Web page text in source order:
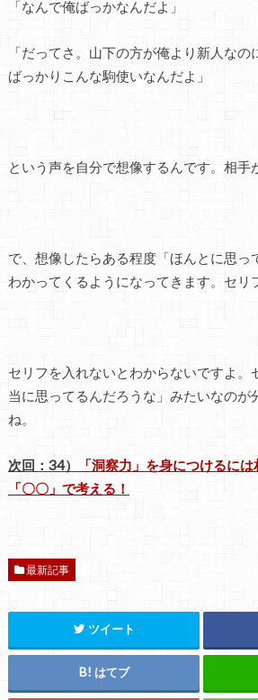
「なんで俺ばっかなんだよ」
「だってさ。山下の方が俺より新人な
ばっかりこんな駒使いなんだよ」
という声を自分で想像するんです。相手
で、想像したらある程度「ほんとに思っ
わかってくるようになってきます。セリ
セリフを入れないとわからないですよ。
当に思ってるんだろうな」みたいなのが
ね。
次回：34）
「洞察力」を身につけるに
「〇〇」で考える！
最新記事
ツイート
はてブ